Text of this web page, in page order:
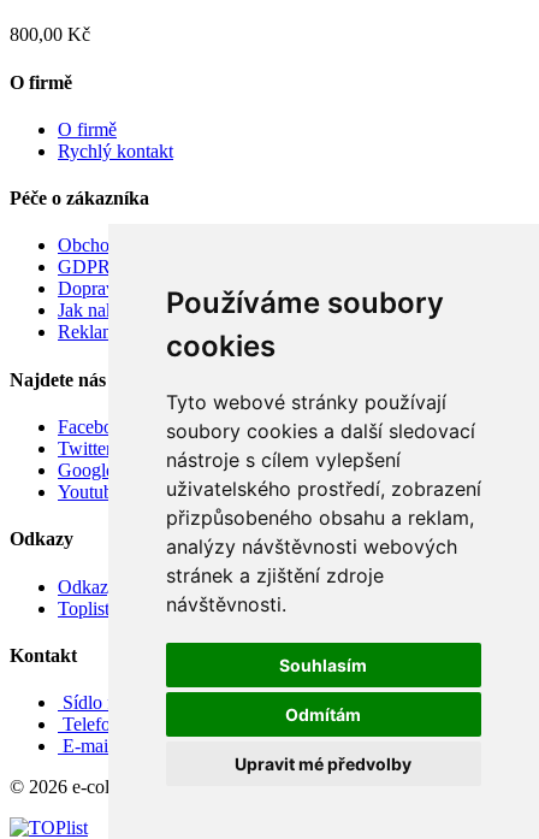
Používáme soubory
cookies
Tyto webové stránky používají
soubory cookies a další sledovací
nástroje s cílem vylepšení
uživatelského prostředí, zobrazení
přizpůsobeného obsahu a reklam,
analýzy návštěvnosti webových
stránek a zjištění zdroje
návštěvnosti.
Souhlasím
Odmítám
Upravit mé předvolby
800,00 Kč
O firmě
O firmě
Rychlý kontakt
Péče o zákazníka
Obchodní podmínky
GDPR
Doprava
Jak nakupovat
Reklamace
Najdete nás
Facebook
Twitter
Google
Youtube
Odkazy
Odkazy
Toplist
Kontakt
Sídlo firmy: Boženy Němcové 739/1, Svitavy 568 02, CZ
Telefon: +420 608 449 590
E-mail: info@e-color.cz
© 2026 e-color.cz